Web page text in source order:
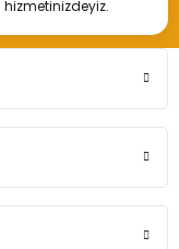
hizmetinizdeyiz.